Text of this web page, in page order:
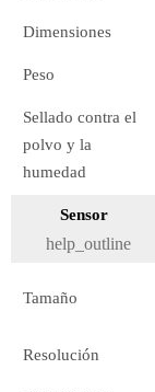
Dimensiones
Peso
Sellado contra el
polvo y la
humedad
Sensor
help_outline
Tamaño
Resolución